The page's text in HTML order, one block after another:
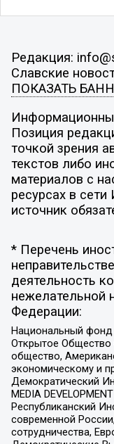
Редакция:
Славские
ПОКАЗАТЬ
Позиция
точкой зрения
текстов либо
материалов с
ресурсах в
источник
* Перечень
деятельность
нежелательной
Федерации:
Национальный фонд
Открытое
общество,
экономическому и
Демократический
MEDIA
Республиканский
современной
сотрудничества,